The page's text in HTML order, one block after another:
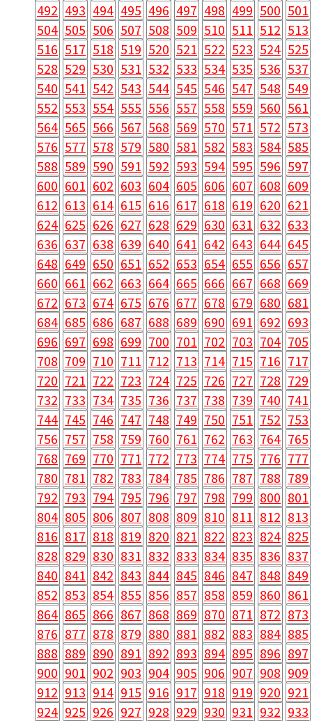
492 493 494 495 496 497 498 499 500 501
504 505 506 507 508 509 510 511 512 513
516 517 518 519 520 521 522 523 524 525
528 529 530 531 532 533 534 535 536 537
540 541 542 543 544 545 546 547 548 549
552 553 554 555 556 557 558 559 560 561
564 565 566 567 568 569 570 571 572 573
576 577 578 579 580 581 582 583 584 585
588 589 590 591 592 593 594 595 596 597
600 601 602 603 604 605 606 607 608 609
612 613 614 615 616 617 618 619 620 621
624 625 626 627 628 629 630 631 632 633
636 637 638 639 640 641 642 643 644 645
648 649 650 651 652 653 654 655 656 657
660 661 662 663 664 665 666 667 668 669
672 673 674 675 676 677 678 679 680 681
684 685 686 687 688 689 690 691 692 693
696 697 698 699 700 701 702 703 704 705
708 709 710 711 712 713 714 715 716 717
720 721 722 723 724 725 726 727 728 729
732 733 734 735 736 737 738 739 740 741
744 745 746 747 748 749 750 751 752 753
756 757 758 759 760 761 762 763 764 765
768 769 770 771 772 773 774 775 776 777
780 781 782 783 784 785 786 787 788 789
792 793 794 795 796 797 798 799 800 801
804 805 806 807 808 809 810 811 812 813
816 817 818 819 820 821 822 823 824 825
828 829 830 831 832 833 834 835 836 837
840 841 842 843 844 845 846 847 848 849
852 853 854 855 856 857 858 859 860 861
864 865 866 867 868 869 870 871 872 873
876 877 878 879 880 881 882 883 884 885
888 889 890 891 892 893 894 895 896 897
900 901 902 903 904 905 906 907 908 909
912 913 914 915 916 917 918 919 920 921
924 925 926 927 928 929 930 931 932 933